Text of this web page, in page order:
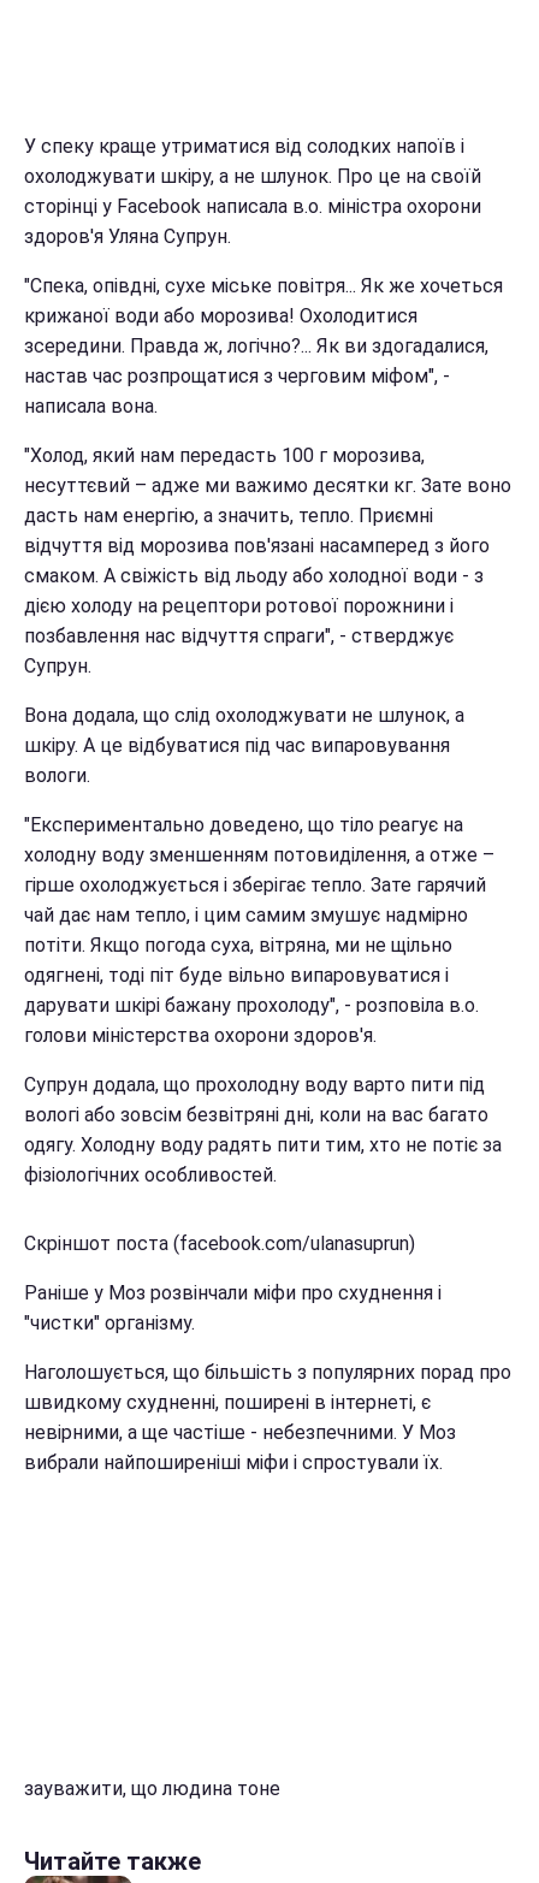
У спеку краще утриматися від солодких напоїв і
охолоджувати шкіру, а не шлунок. Про це на своїй
сторінці у Facebook написала в.о. міністра охорони
здоров'я Уляна Супрун.
"Спека, опівдні, сухе міське повітря... Як же хочеться
крижаної води або морозива! Охолодитися
зсередини. Правда ж, логічно?... Як ви здогадалися,
настав час розпрощатися з черговим міфом", -
написала вона.
"Холод, який нам передасть 100 г морозива,
несуттєвий – адже ми важимо десятки кг. Зате воно
дасть нам енергію, а значить, тепло. Приємні
відчуття від морозива пов'язані насамперед з його
смаком. А свіжість від льоду або холодної води - з
дією холоду на рецептори ротової порожнини і
позбавлення нас відчуття спраги", - стверджує
Супрун.
Вона додала, що слід охолоджувати не шлунок, а
шкіру. А це відбуватися під час випаровування
вологи.
"Експериментально доведено, що тіло реагує на
холодну воду зменшенням потовиділення, а отже –
гірше охолоджується і зберігає тепло. Зате гарячий
чай дає нам тепло, і цим самим змушує надмірно
потіти. Якщо погода суха, вітряна, ми не щільно
одягнені, тоді піт буде вільно випаровуватися і
дарувати шкірі бажану прохолоду", - розповіла в.о.
голови міністерства охорони здоров'я.
Супрун додала, що прохолодну воду варто пити під
вологі або зовсім безвітряні дні, коли на вас багато
одягу. Холодну воду радять пити тим, хто не потіє за
фізіологічних особливостей.
Скріншот поста (facebook.com/ulanasuprun)
Раніше у Моз розвінчали міфи про схуднення і
"чистки" організму.
Наголошується, що більшість з популярних порад про
швидкому схудненні, поширені в інтернеті, є
невірними, а ще частіше - небезпечними. У Моз
вибрали найпоширеніші міфи і спростували їх.
зауважити, що людина тоне
Читайте также